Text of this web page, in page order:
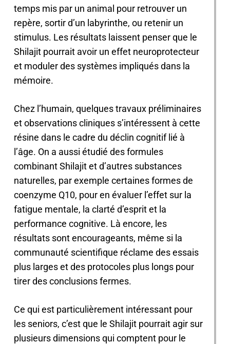
temps mis par un animal pour retrouver un
repère, sortir d’un labyrinthe, ou retenir un
stimulus. Les résultats laissent penser que le
Shilajit pourrait avoir un effet neuroprotecteur
et moduler des systèmes impliqués dans la
mémoire.
Chez l’humain, quelques travaux préliminaires
et observations cliniques s’intéressent à cette
résine dans le cadre du déclin cognitif lié à
l’âge. On a aussi étudié des formules
combinant Shilajit et d’autres substances
naturelles, par exemple certaines formes de
coenzyme Q10, pour en évaluer l’effet sur la
fatigue mentale, la clarté d’esprit et la
performance cognitive. Là encore, les
résultats sont encourageants, même si la
communauté scientifique réclame des essais
plus larges et des protocoles plus longs pour
tirer des conclusions fermes.
Ce qui est particulièrement intéressant pour
les seniors, c’est que le Shilajit pourrait agir sur
plusieurs dimensions qui comptent pour le